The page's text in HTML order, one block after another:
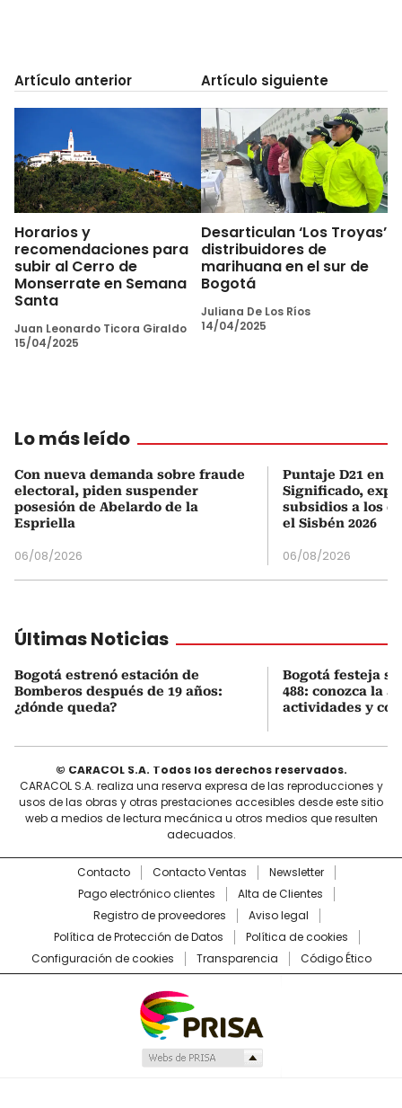
Artículo anterior
Horarios y
recomendaciones para
subir al Cerro de
Monserrate en Semana
Santa
Juan Leonardo Ticora Giraldo
15/04/2025
Artículo siguiente
Desarticulan ‘Los Troyas’
distribuidores de
marihuana en el sur de
Bogotá
Juliana De Los Ríos
14/04/2025
Lo más leído
Con nueva demanda sobre fraude
electoral, piden suspender
posesión de Abelardo de la
Espriella
06/08/2026
Puntaje D21 en
Significado,
subsidios a los
el Sisbén 2026
06/08/2026
Últimas Noticias
Bogotá estrenó estación de
Bomberos después de 19 años:
¿dónde queda?
Bogotá festeja
488: conozca la
actividades y
© CARACOL S.A. Todos los derechos reservados.
CARACOL S.A. realiza una reserva expresa de las reproducciones y
usos de las obras y otras prestaciones accesibles desde este sitio
web a medios de lectura mecánica u otros medios que resulten
adecuados.
Contacto Contacto Ventas
Newsletter
Pago electrónico clientes
Alta de Clientes
Registro de proveedores
Aviso legal
Política de Protección de Datos
Política de cookies
Configuración de cookies
Transparencia Código Ético